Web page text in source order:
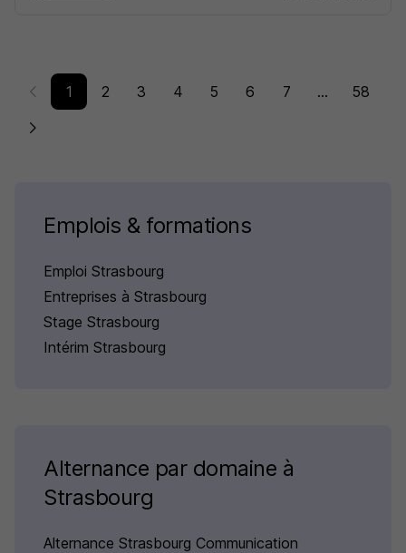
1 2 3 4 5 6 7 ... 58
Emplois & formations
Emploi Strasbourg
Entreprises à Strasbourg
Stage Strasbourg
Intérim Strasbourg
Alternance par domaine à
Strasbourg
Alternance Strasbourg Communication